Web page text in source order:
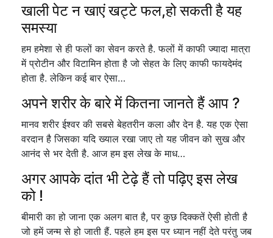
खाली पेट न खाएं खट्टे फल,हो सकती है यह
समस्या
हम हमेशा से ही फलों का सेवन करते है. फलों में काफी ज्यादा मात्रा
में प्रोटीन और विटामिन होता है जो सेहत के लिए काफी फायदेमंद
होता है. लेकिन कई बार ऐसा…
अपने शरीर के बारे में कितना जानते हैं आप ?
मानव शरीर ईश्वर की सबसे बेहतरीन कला और देन है. यह एक ऐसा
वरदान है जिसका यदि ख्याल रखा जाए तो यह जीवन को सुख और
आनंद से भर देती है. आज हम इस लेख के माध…
अगर आपके दांत भी टेढ़े हैं तो पढ़िए इस लेख
को !
बीमारी का हो जाना एक अलग बात है, पर कुछ दिक्कतें ऐसी होती है
जो हमें जन्म से हो जाती हैं. पहले हम इस पर ध्यान नहीं देते परंतु जब